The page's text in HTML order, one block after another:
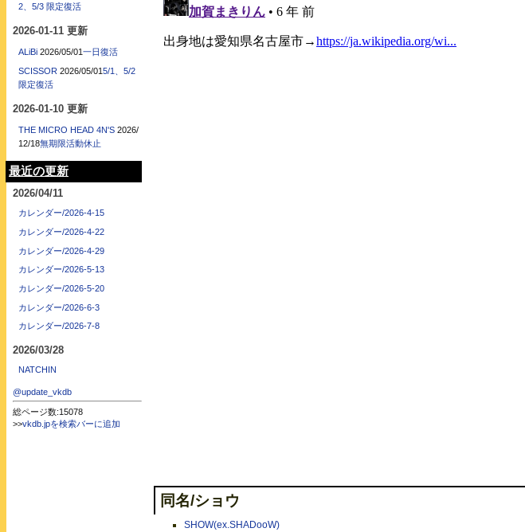
同名/ショウ
SHOW(ex.SHADooW)
2、5/3 限定復活
2026-01-11 更新
ALiBi 2026/05/01一日復活
SCISSOR 2026/05/015/1、5/2
限定復活
2026-01-10 更新
THE MICRO HEAD 4N'S 2026/
12/18無期限活動休止
最近の更新
2026/04/11
カレンダー/2026-4-15
カレンダー/2026-4-22
カレンダー/2026-4-29
カレンダー/2026-5-13
カレンダー/2026-5-20
カレンダー/2026-6-3
カレンダー/2026-7-8
2026/03/28
NATCHIN
@update_vkdb
総ページ数:15078
>>vkdb.jpを検索バーに追加